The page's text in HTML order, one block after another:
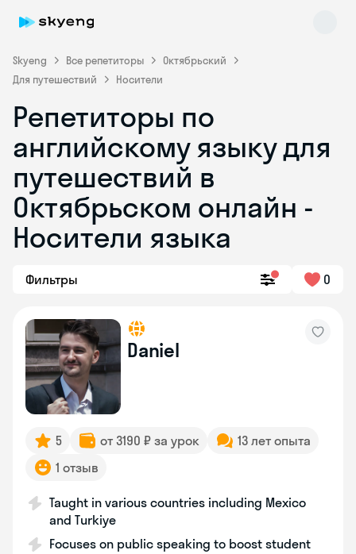
Skyeng Все репетиторы
Октябрьский
Для путешествий
Носители
Репетиторы по
английскому языку для
путешествий в
Октябрьском онлайн -
Носители языка
Фильтры 0
Daniel
5 от 3190 ₽ за урок
13 лет опыта
1 отзыв
Taught in various countries including Mexico
and Turkiye
Focuses on public speaking to boost student
Skyeng Chat